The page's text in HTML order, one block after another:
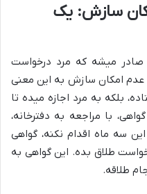
سازش: یک
صادر میشه که مرد درخواست
امکان سازش به این معنی
بلکه به مرد اجازه میده تا
با مراجعه به دفترخانه،
سه ماه اقدام نکنه، گواهی
طلاق بده. این گواهی به
طلاقه.